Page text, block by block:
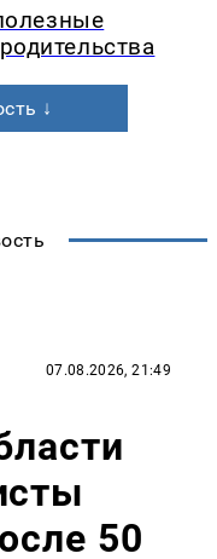
↓
07.08.2026, 21:49
50